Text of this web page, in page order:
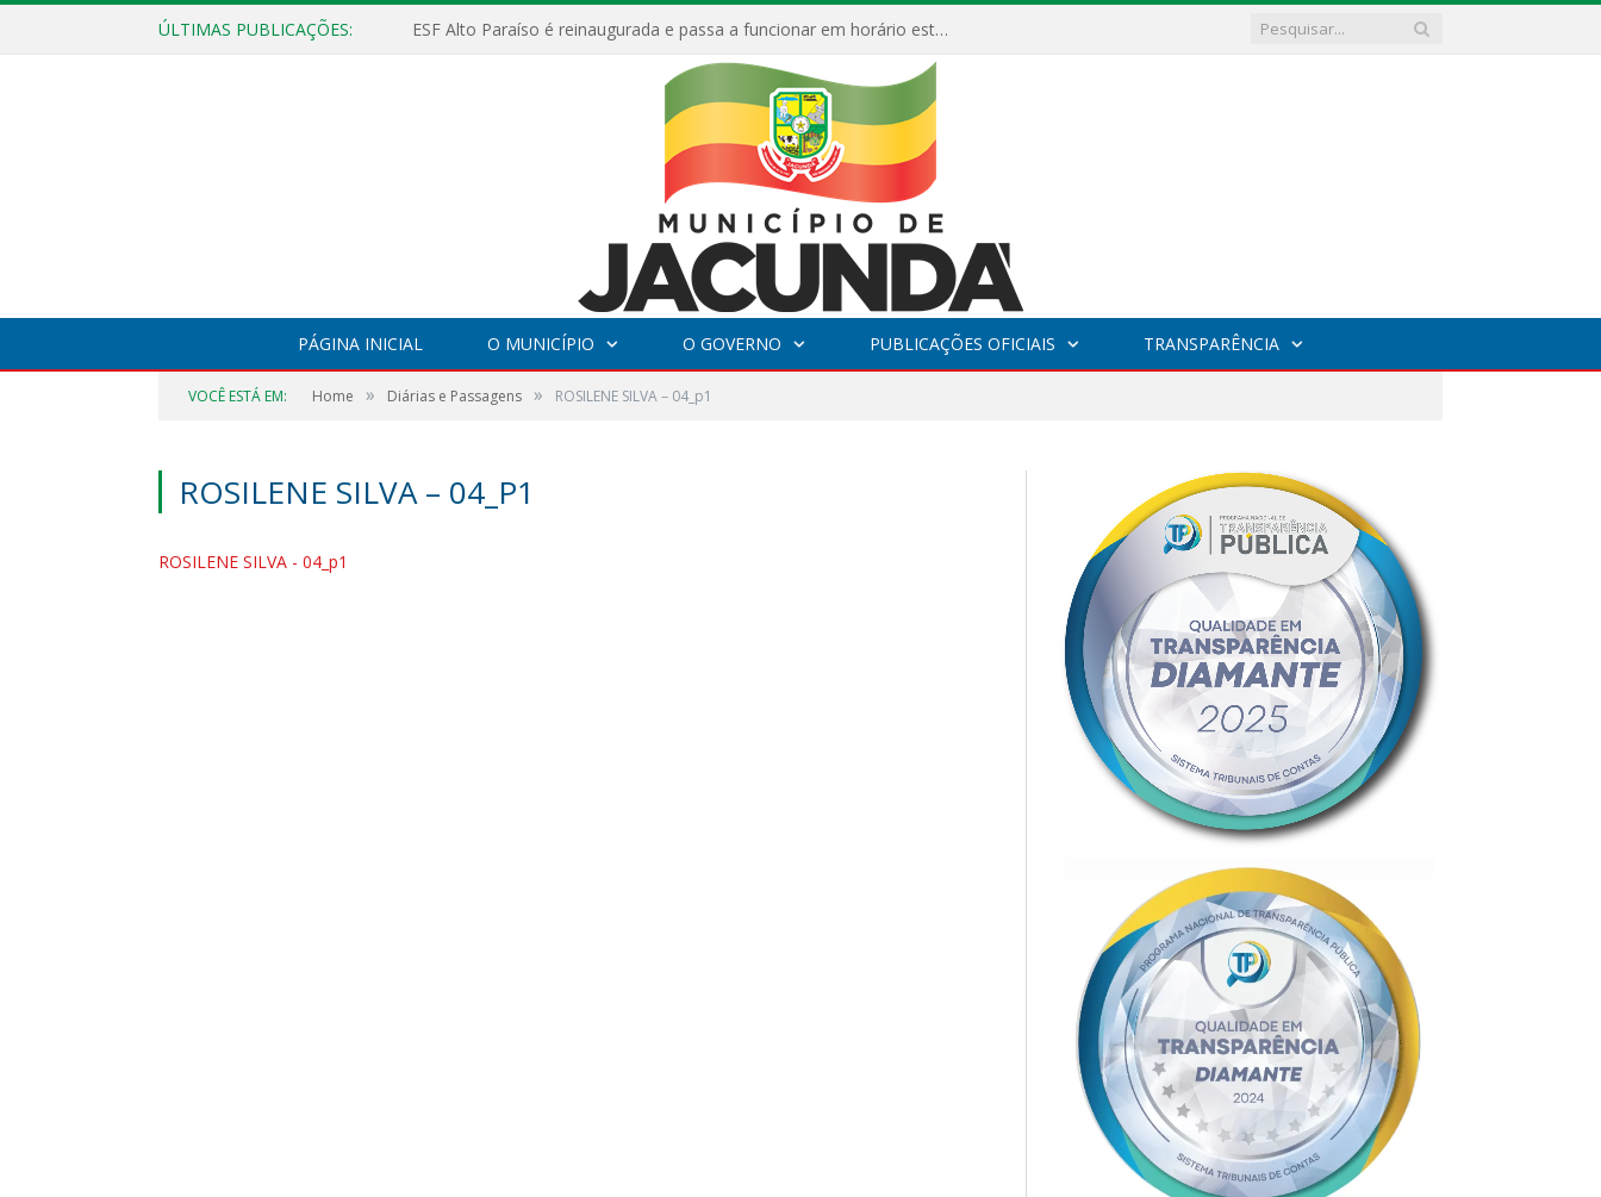
ÚLTIMAS PUBLICAÇÕES: ESF Alto Paraíso é reinaugurada e passa a funcionar em horário estendido
PÁGINA INICIAL O MUNICÍPIO O GOVERNO PUBLICAÇÕES OFICIAIS TRANSPARÊNCIA
VOCÊ ESTÁ EM: Home » Diárias e Passagens » ROSILENE SILVA – 04_p1
ROSILENE SILVA – 04_P1
ROSILENE SILVA - 04_p1